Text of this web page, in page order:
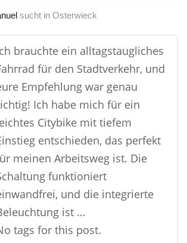
sucht in Osterwieck
brauchte ein alltagstaugliches
für den Stadtverkehr, und
Empfehlung war genau
Ich habe mich für ein
Citybike mit tiefem
entschieden, das perfekt
meinen Arbeitsweg ist. Die
funktioniert
und die integrierte
ist …
tags for this post.